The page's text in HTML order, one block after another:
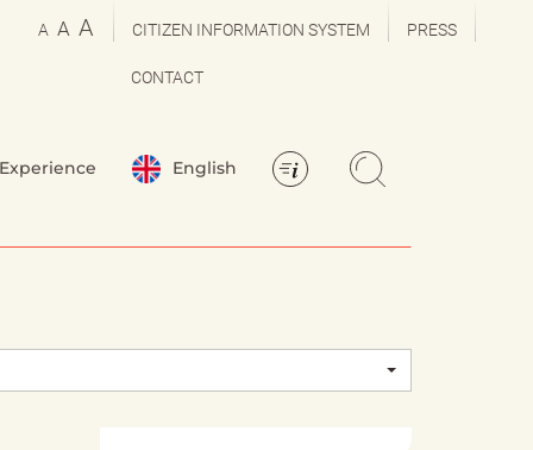
A A A CITIZEN INFORMATION SYSTEM PRESS
CONTACT
English